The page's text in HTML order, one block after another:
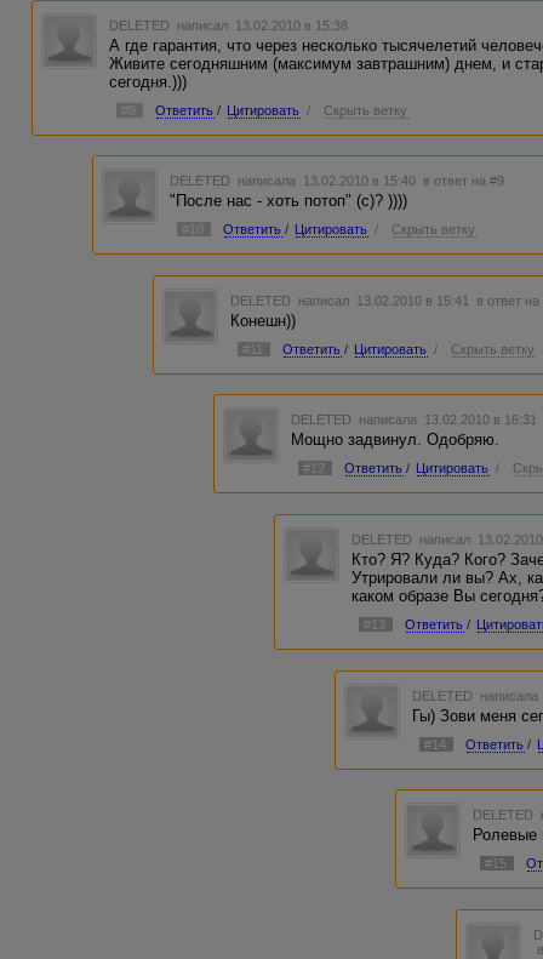
DELETED написал 13.02.2010 в 15:38
А где гарантия, что через несколько тысячелетий
Живите сегодняшним (максимум завтрашним) днем, и
сегодня.)))
#9 Ответить / Цитировать / Скрыть ветку
DELETED написала 13.02.2010 в 15:40 в ответ на #9
"После нас - хоть потоп" (с)? ))))
#10 Ответить / Цитировать / Скрыть ветку
DELETED написал 13.02.2010 в 15:41 в ответ
Конешн))
#11 Ответить / Цитировать / Скрыть ветку
DELETED написала 13.02.2010 в
Мощно задвинул. Одобряю.
#12 Ответить / Цитировать /
DELETED написал
Кто? Я? Куда? Кого?
Утрировали ли вы? Ах,
каком образе Вы
#13 Ответить /
DELETED
Гы) Зови меня
#14 Ответить /
DELETED
Ролевые
#15